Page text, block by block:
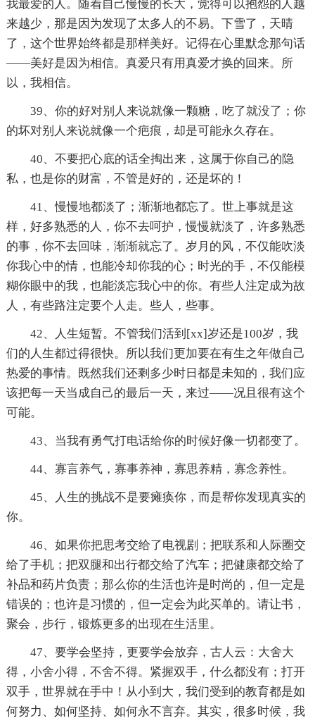
我最爱的人。随着自己慢慢的长大，觉得可以抱怨的人越
来越少，那是因为发现了太多人的不易。下雪了，天晴
了，这个世界始终都是那样美好。记得在心里默念那句话
——美好是因为相信。真爱只有用真爱才换的回来。所
以，我相信。
39、你的好对别人来说就像一颗糖，吃了就没了；你
的坏对别人来说就像一个疤痕，却是可能永久存在。
40、不要把心底的话全掏出来，这属于你自己的隐
私，也是你的财富，不管是好的，还是坏的！
41、慢慢地都淡了；渐渐地都忘了。世上事就是这
样，好多熟悉的人，你不去呵护，慢慢就淡了，许多熟悉
的事，你不去回味，渐渐就忘了。岁月的风，不仅能吹淡
你我心中的情，也能冷却你我的心；时光的手，不仅能模
糊你眼中的我，也能淡忘我心中的你。有些人注定成为故
人，有些路注定要个人走。些人，些事。
42、人生短暂。不管我们活到[xx]岁还是100岁，我
们的人生都过得很快。所以我们更加要在有生之年做自己
热爱的事情。既然我们还剩多少时日都是未知的，我们应
该把每一天当成自己的最后一天，来过——况且很有这个
可能。
43、当我有勇气打电话给你的时候好像一切都变了。
44、寡言养气，寡事养神，寡思养精，寡念养性。
45、人生的挑战不是要瘫痪你，而是帮你发现真实的
你。
46、如果你把思考交给了电视剧；把联系和人际圈交
给了手机；把双腿和出行都交给了汽车；把健康都交给了
补品和药片负责；那么你的生活也许是时尚的，但一定是
错误的；也许是习惯的，但一定会为此买单的。请让书，
聚会，步行，锻炼更多的出现在生活里。
47、要学会坚持，更要学会放弃，古人云：大舍大
得，小舍小得，不舍不得。紧握双手，什么都没有；打开
双手，世界就在手中！从小到大，我们受到的教育都是如
何努力、如何坚持、如何永不言弃。其实，很多时候，我